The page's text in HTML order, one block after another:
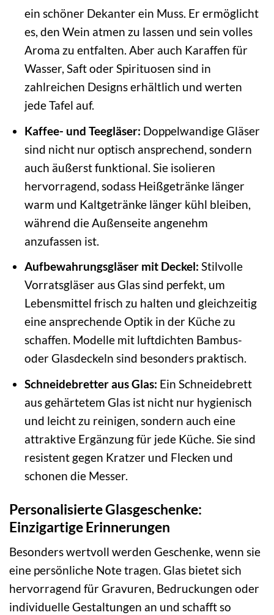
ein schöner Dekanter ein Muss. Er ermöglicht
es, den Wein atmen zu lassen und sein volles
Aroma zu entfalten. Aber auch Karaffen für
Wasser, Saft oder Spirituosen sind in
zahlreichen Designs erhältlich und werten
jede Tafel auf.
Kaffee- und Teegläser: Doppelwandige Gläser
sind nicht nur optisch ansprechend, sondern
auch äußerst funktional. Sie isolieren
hervorragend, sodass Heißgetränke länger
warm und Kaltgetränke länger kühl bleiben,
während die Außenseite angenehm
anzufassen ist.
Aufbewahrungsgläser mit Deckel: Stilvolle
Vorratsgläser aus Glas sind perfekt, um
Lebensmittel frisch zu halten und gleichzeitig
eine ansprechende Optik in der Küche zu
schaffen. Modelle mit luftdichten Bambus-
oder Glasdeckeln sind besonders praktisch.
Schneidebretter aus Glas: Ein Schneidebrett
aus gehärtetem Glas ist nicht nur hygienisch
und leicht zu reinigen, sondern auch eine
attraktive Ergänzung für jede Küche. Sie sind
resistent gegen Kratzer und Flecken und
schonen die Messer.
Personalisierte Glasgeschenke:
Einzigartige Erinnerungen
Besonders wertvoll werden Geschenke, wenn sie
eine persönliche Note tragen. Glas bietet sich
hervorragend für Gravuren, Bedruckungen oder
individuelle Gestaltungen an und schafft so